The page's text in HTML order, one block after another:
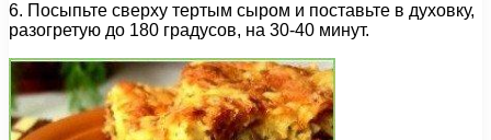
6. Посыпьте сверху тертым сыром и поставьте в духовку,
разогретую до 180 градусов, на 30-40 минут.